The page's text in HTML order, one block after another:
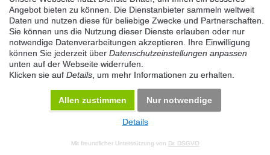
Sonstige Autos
Nissan
Seat
Datenschutz Impressum Kontakt Datenschutz anpassen Desktop Version
Angebot bieten zu können. Die Dienstanbieter sammeln weltweit
Daten und nutzen diese für beliebige Zwecke und Partnerschaften.
Sie können uns die Nutzung dieser Dienste erlauben oder nur
notwendige Datenverarbeitungen akzeptieren. Ihre Einwilligung
können Sie jederzeit über Datenschutzeinstellungen anpassen
unten auf der Webseite widerrufen.
Klicken sie auf Details , um mehr Informationen zu erhalten.
Allen zustimmen Nur notwendige
Details
Mit freundlicher Unterstützung von Dr. DSGVO